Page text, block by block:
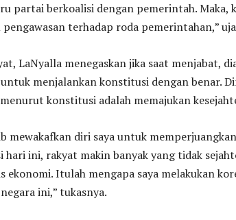
partai berkoalisi dengan pemerintah. Maka,
terhadap roda pemerintahan,”
LaNyalla menegaskan jika saat menjabat,
menjalankan konstitusi dengan benar.
konstitusi adalah memajukan
mewakafkan diri saya untuk
hari ini, rakyat makin banyak yang tidak
ekonomi. Itulah mengapa saya melakukan
ini,” tukasnya.